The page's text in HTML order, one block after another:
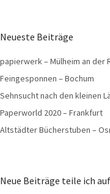
Neueste Beiträge
papierwerk – Mülheim an der
Feingesponnen – Bochum
Sehnsucht nach den kleinen
Paperworld 2020 – Frankfurt
Altstädter Bücherstuben –
Neue Beiträge teile ich auf